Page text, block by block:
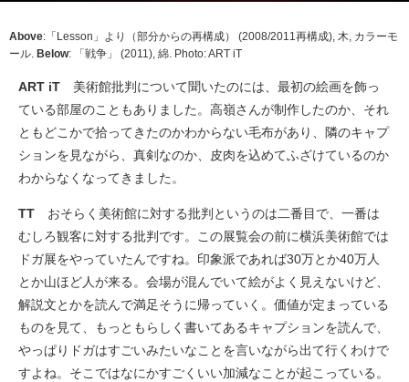
Above:「Lesson」より（部分からの再構成） (2008/2011再構成), 木, カラーモ
ール. Below: 「戦争」 (2011), 綿. Photo: ART iT
ART iT 美術館批判について聞いたのには、最初の絵画を飾っ
ている部屋のこともありました。高嶺さんが制作したのか、それ
ともどこかで拾ってきたのかわからない毛布があり、隣のキャプ
ションを見ながら、真剣なのか、皮肉を込めてふざけているのか
わからなくなってきました。
TT おそらく美術館に対する批判というのは二番目で、一番は
むしろ観客に対する批判です。この展覧会の前に横浜美術館では
ドガ展をやっていたんですね。印象派であれば30万とか40万人
とか山ほど人が来る。会場が混んでいて絵がよく見えないけど、
解説文とかを読んで満足そうに帰っていく。価値が定まっている
ものを見て、もっともらしく書いてあるキャプションを読んで、
やっぱりドガはすごいみたいなことを言いながら出て行くわけで
すよね。そこではなにかすごくいい加減なことが起こっている。